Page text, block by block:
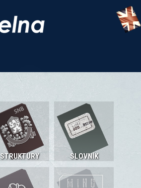
STRUKTURY SLOVNÍK